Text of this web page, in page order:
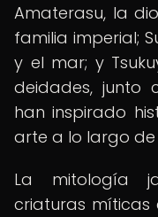
Amaterasu, la
familia imperial;
y el mar; y
deidades, junto
han inspirado
arte a lo largo
La mitología
criaturas míticas